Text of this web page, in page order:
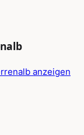
anzeigen